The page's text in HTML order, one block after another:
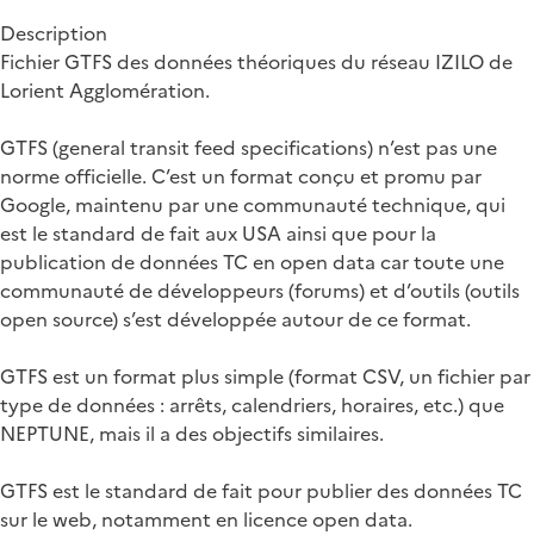
Description
Fichier GTFS des données théoriques du réseau IZILO de
Lorient Agglomération.
GTFS (general transit feed specifications) n’est pas une
norme officielle. C’est un format conçu et promu par
Google, maintenu par une communauté technique, qui
est le standard de fait aux USA ainsi que pour la
publication de données TC en open data car toute une
communauté de développeurs (forums) et d’outils (outils
open source) s’est développée autour de ce format.
GTFS est un format plus simple (format CSV, un fichier par
type de données : arrêts, calendriers, horaires, etc.) que
NEPTUNE, mais il a des objectifs similaires.
GTFS est le standard de fait pour publier des données TC
sur le web, notamment en licence open data.